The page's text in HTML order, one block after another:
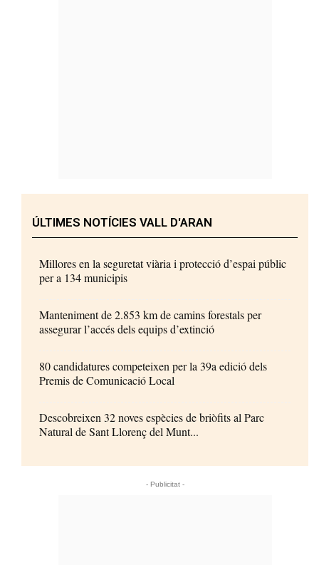
ÚLTIMES NOTÍCIES VALL D'ARAN
Millores en la seguretat viària i protecció d’espai públic
per a 134 municipis
Manteniment de 2.853 km de camins forestals per
assegurar l’accés dels equips d’extinció
80 candidatures competeixen per la 39a edició dels
Premis de Comunicació Local
Descobreixen 32 noves espècies de briòfits al Parc
Natural de Sant Llorenç del Munt...
- Publicitat -